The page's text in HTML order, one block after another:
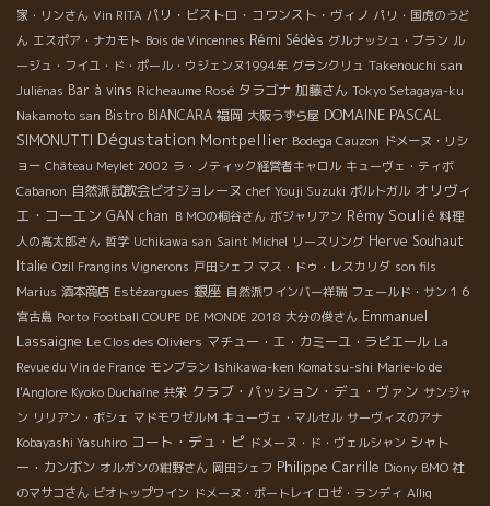
家・リンさん Vin RITA パリ・ビストロ・コワンスト・ヴィノ パリ・国虎のうど
ん エスポア・ナカモト Bois de Vincennes Rémi Sédès グルナッシュ・ブラン ル
ージュ・フイユ・ド・ポール・ウジェンヌ1994年 グランクリュ Takenouchi san
Juliénas Bar à vins Richeaume Rosé タラゴナ 加藤さん Tokyo Setagaya-ku
Nakamoto san Bistro BIANCARA 福岡 大阪うずら屋 DOMAINE PASCAL
SIMONUTTI Dégustation Montpellier Bodega Cauzon ドメーヌ・リシ
ョー Château Meylet 2002 ラ・ノティック経営者キャロル キューヴェ・ティボ
Cabanon 自然派試飲会ビオジョレーヌ chef Youji Suzuki ポルトガル オリヴィ
エ・コーエン GAN chan ＢＭОの桐谷さん ボジャリアン Rémy Soulié 料理
人の高太郎さん 哲学 Uchikawa san Saint Michel リースリング Herve Souhaut
Italie Ozil Frangins Vignerons 戸田シェフ マス・ドゥ・レスカリダ son fils
Marius 酒本商店 Estézargues 銀座 自然派ワインバー祥瑞 フェールド・サン１６
宮古島 Porto Football COUPE DE MONDE 2018 大分の俊さん Emmanuel
Lassaigne Le Clos des Oliviers マチュー・エ・カミーユ・ラピエール La
Revue du Vin de France モンブラン Ishikawa-ken Komatsu-shi Marie-lo de
l'Anglore Kyoko Duchaîne 共栄 クラブ・パッション・デュ・ヴァン サンジャ
ン リリアン・ボシェ マドモワゼルＭ キューヴェ・マルセル サーヴィスのアナ
Kobayashi Yasuhiro コート・デュ・ピ ドメーヌ・ド・ヴェルシャン シャト
ー・カンボン オルガンの紺野さん 岡田シェフ Philippe Carrille Diony BMO 社
のマサコさん ビオトップワイン ドメーヌ・ボートレイ ロゼ・ランディ Alliq